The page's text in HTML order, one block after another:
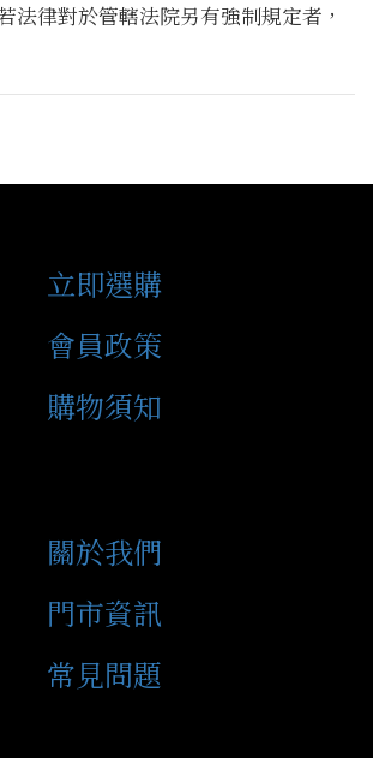
法律對於管轄法院另有強制規定者，
立即選購
會員政策
購物須知
關於我們
門市資訊
常見問題